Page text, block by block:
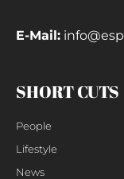
E-Mail:
SHORT CUTS
People
Lifestyle
News